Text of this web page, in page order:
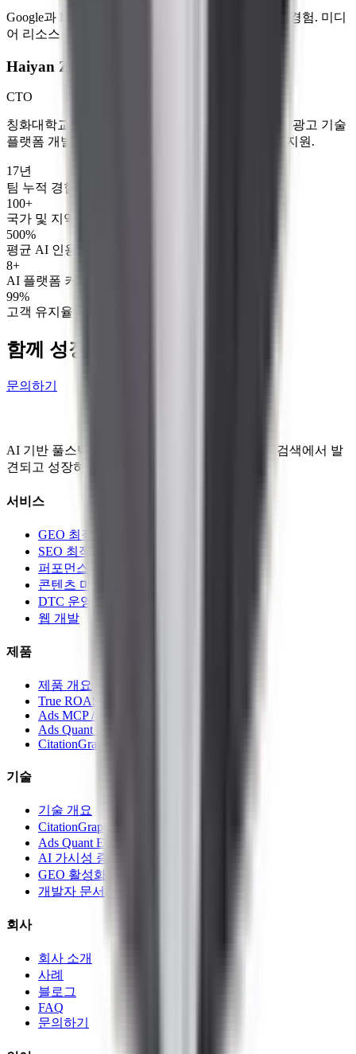
Google과 Microsoft 출신의 16년 크로스보더 인터넷 경험. 미디
어 리소스 통합과 데이터 기반 최적화 전문.
Haiyan Zhang
CTO
칭화대학교 석사. 12년 이상 제품 개발 경험. 지능형 광고 기술
플랫폼 개발을 주도하고 3,000개 이상 기업 고객을 지원.
17년
팀 누적 경험
100+
국가 및 지역
500%
평균 AI 인용 성장
8+
AI 플랫폼 커버
99%
고객 유지율
함께 성장하기
문의하기
AI 기반 풀스택 GEO 서비스로 한국 브랜드가 AI 검색에서 발
견되고 성장하도록 돕습니다.
서비스
GEO 최적화
SEO 최적화
퍼포먼스 광고
콘텐츠 마케팅
DTC 운영
웹 개발
제품
제품 개요
True ROAS
Ads MCP / API
Ads Quant Engine
CitationGraph
기술
기술 개요
CitationGraph 아키텍처
Ads Quant Engine
AI 가시성 증거
GEO 활성화
개발자 문서
회사
회사 소개
사례
블로그
FAQ
문의하기